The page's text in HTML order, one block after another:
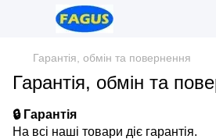
Гарантія, обмін та повернення
Гарантія, обмін та
🔒 Гарантія
На всі наші товари діє гарантія.